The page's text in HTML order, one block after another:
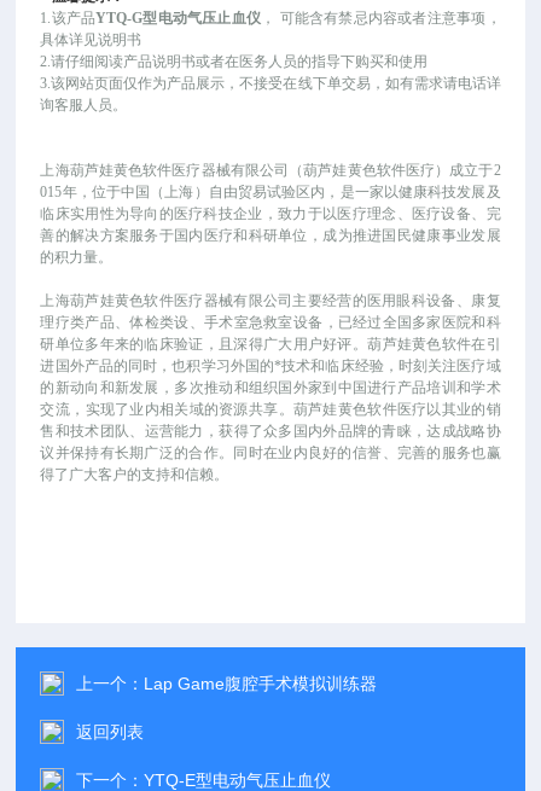
1.该产品YTQ-G型电动气压止血仪 ， 可能含有禁忌内容或者注意事项，
具体详见说明书
2.请仔细阅读产品说明书或者在医务人员的指导下购买和使用
3.该网站页面仅作为产品展示，不接受在线下单交易，如有需求请电话详
询客服人员。
上海葫芦娃黄色软件医疗器械有限公司（葫芦娃黄色软件医疗）成立于2
015年，位于中国（上海）自由贸易试验区内，是一家以健康科技发展及
临床实用性为导向的医疗科技企业，致力于以医疗理念、医疗设备、完
善的解决方案服务于国内医疗和科研单位，成为推进国民健康事业发展
的积力量。
上海葫芦娃黄色软件医疗器械有限公司主要经营的医用眼科设备、康复
理疗类产品、体检类设、手术室急救室设备，已经过全国多家医院和科
研单位多年来的临床验证，且深得广大用户好评。葫芦娃黄色软件在引
进国外产品的同时，也积学习外国的*技术和临床经验，时刻关注医疗域
的新动向和新发展，多次推动和组织国外家到中国进行产品培训和学术
交流，实现了业内相关域的资源共享。葫芦娃黄色软件医疗以其业的销
售和技术团队、运营能力，获得了众多国内外品牌的青睐，达成战略协
议并保持有长期广泛的合作。同时在业内良好的信誉、完善的服务也赢
得了广大客户的支持和信赖。
上一个： Lap Game腹腔手术模拟训练器
返回列表
下一个：YTQ-E型电动气压止血仪